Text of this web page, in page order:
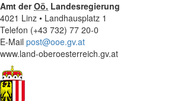
Amt derOö. Landesregierung
4021 Linz • Landhausplatz 1
Telefon (+43 732) 77 20-0
E-Mail post@ooe.gv.at
www.land-oberoesterreich.gv.at